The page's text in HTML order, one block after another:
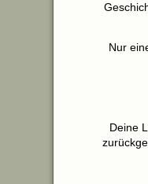
Nur
Deine